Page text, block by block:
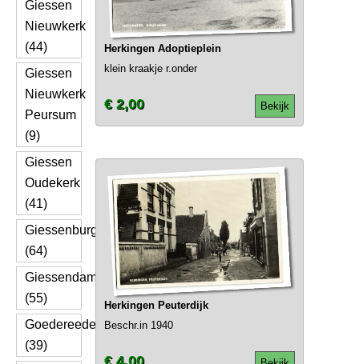
Giessen
Nieuwkerk
(44)
Giessen
Nieuwkerk
Peursum
(9)
Giessen
Oudekerk
(41)
Giessenburg
(64)
Giessendam
(55)
Goedereede
(39)
Herkingen Adoptieplein
klein kraakje r.onder
Bekijk
€ 2,00
Herkingen Peuterdijk
Beschr.in 1940
€ 4,00